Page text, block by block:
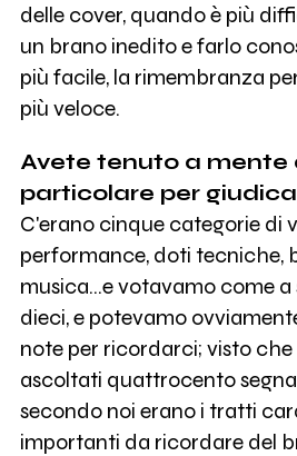
delle cover, quando è più
un brano inedito e farlo
più facile, la rimembranza
più veloce.
Avete tenuto a mente
particolare per
C'erano cinque categorie di
performance, doti tecniche,
musica...e votavamo come a
dieci, e potevamo
note per ricordarci; visto
ascoltati quattrocento
secondo noi erano i tratti
importanti da ricordare del